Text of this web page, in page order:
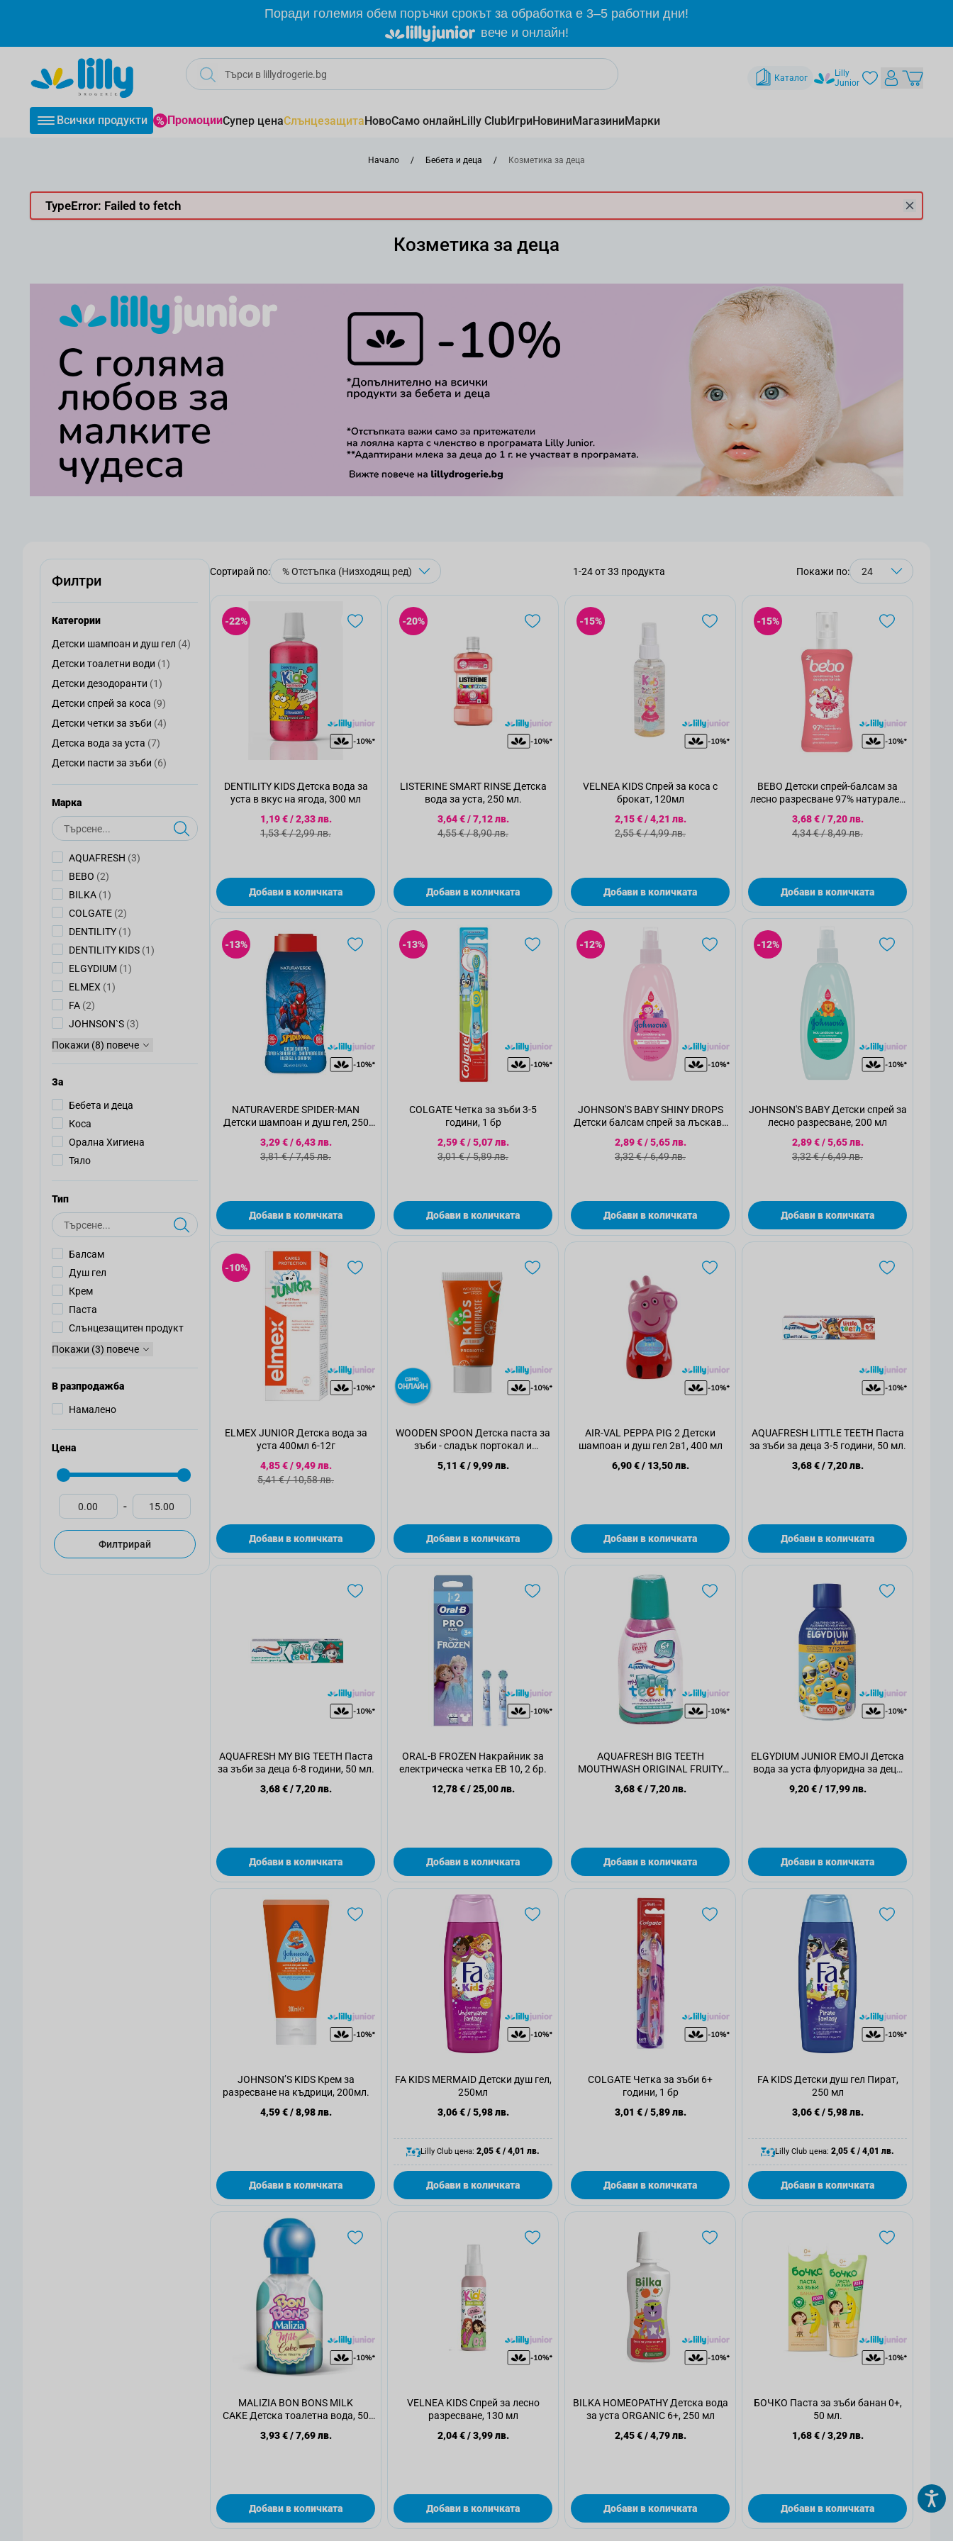
Поради големия обем поръчки срокът за обработка е 3–5 работни дни!
вече и онлайн!
Каталог
Lilly
Junior
Всички продукти ПромоцииСупер ценаСлънцезащитаНовоСамо онлайнLilly ClubИгриНовиниМагазиниМарки
Начало / Бебета и деца / Козметика за деца
TypeError: Failed to fetch
Козметика за деца
Филтри
Категории
Детски шампоан и душ гел
Детски шампоан и душ гел (4)
Детски тоалетни води
Детски тоалетни води (1)
Детски дезодоранти
Детски дезодоранти (1)
Детски спрей за коса
Детски спрей за коса (9)
Детски четки за зъби
Детски четки за зъби (4)
Детска вода за уста
Детска вода за уста (7)
Детски пасти за зъби
Детски пасти за зъби (6)
Mарка
Търсене
AQUAFRESH (3)
BEBO (2)
BILKA (1)
COLGATE (2)
DENTILITY (1)
DENTILITY KIDS (1)
ELGYDIUM (1)
ELMEX (1)
FA (2)
JOHNSON`S (3)
Покажи (8) повече
За
Бебета и деца
Коса
Орална Хигиена
Тяло
Тип
Търсене
Балсам
Душ гел
Крем
Паста
Слънцезащитен продукт
Покажи (3) повече
В разпродажба
Намалено
Цена
-
Филтрирай
Сортирай по: 1-24от33 продукта Покажи по:
-22%
DENTILITY KIDS Детска вода за
уста в вкус на ягода, 300 мл
Специална цена
1,19 €/2,33 лв.
Стандартна цена
1,53 €/2,99 лв.
Добави в количката
-20%
LISTERINE SMART RINSE Детска
вода за уста, 250 мл.
Специална цена
3,64 €/7,12 лв.
Стандартна цена
4,55 €/8,90 лв.
Добави в количката
-15%
VELNEA KIDS Спрей за коса с
брокат, 120мл
Специална цена
2,15 €/4,21 лв.
Стандартна цена
2,55 €/4,99 лв.
Добави в количката
-15%
BEBO Детски спрей-балсам за
лесно разресване 97% натурален
Специална цена
3,68 €/7,20 лв.
Стандартна цена
4,34 €/8,49 лв.
Добави в количката
-13%
NATURAVERDE SPIDER-MAN
Детски шампоан и душ гел, 250
Специална цена
3,29 €/6,43 лв.
Стандартна цена
3,81 €/7,45 лв.
Добави в количката
-13%
COLGATE Четка за зъби 3-5
години, 1 бр
Специална цена
2,59 €/5,07 лв.
Стандартна цена
3,01 €/5,89 лв.
Добави в количката
-12%
JOHNSON'S BABY SHINY DROPS
Детски балсам спрей за лъскава
Специална цена
2,89 €/5,65 лв.
Стандартна цена
3,32 €/6,49 лв.
Добави в количката
-12%
JOHNSON'S BABY Детски спрей за
лесно разресване, 200 мл
Специална цена
2,89 €/5,65 лв.
Стандартна цена
3,32 €/6,49 лв.
Добави в количката
-10%
ELMEX JUNIOR Детска вода за
уста 400мл 6-12г
Специална цена
4,85 €/9,49 лв.
Стандартна цена
5,41 €/10,58 лв.
Добави в количката
WOODEN SPOON Детска паста за
зъби - сладък портокал и
5,11 €/9,99 лв.
Добави в количката
AIR-VAL PEPPA PIG 2 Детски
шампоан и душ гел 2в1, 400 мл
6,90 €/ 13,50 лв.
Добави в количката
AQUAFRESH LITTLE TEETH Паста
за зъби за деца 3-5 години, 50 мл.
3,68 €/7,20 лв.
Добави в количката
AQUAFRESH MY BIG TEETH Паста
за зъби за деца 6-8 години, 50 мл.
3,68 €/7,20 лв.
Добави в количката
ORAL-B FROZEN Накрайник за
електрическа четка EB 10, 2 бр.
12,78 €/25,00 лв.
Добави в количката
AQUAFRESH BIG TEETH
MOUTHWASH ORIGINAL FRUITY
300 мл.
3,68 €/7,20 лв.
Добави в количката
ELGYDIUM JUNIOR EMOJI Детска
вода за уста флуоридна за деца
9,20 €/ 17,99 лв.
Добави в количката
JOHNSON’S KIDS Крем за
разресване на къдрици, 200мл.
4,59 €/8,98 лв.
Добави в количката
FA KIDS MERMAID Детски душ гел,
250мл
3,06 €/5,98 лв.
Lilly Club цена: 2,05 € / 4,01 лв.
Добави в количката
COLGATE Четка за зъби 6+
години, 1 бр
3,01 €/5,89 лв.
Добави в количката
FA KIDS Детски душ гел Пират,
250 мл
3,06 €/5,98 лв.
Lilly Club цена: 2,05 € / 4,01 лв.
Добави в количката
MALIZIA BON BONS MILK
CAKE Детска тоалетна вода, 50
3,93 €/7,69 лв.
Добави в количката
VELNEA KIDS Спрей за лесно
разресване, 130 мл
2,04 €/3,99 лв.
Добави в количката
BILKA HOMEOPATHY Детска вода
за уста ORGANIC 6+, 250 мл
2,45 €/4,79 лв.
Добави в количката
БОЧКО Паста за зъби банан 0+,
50 мл.
1,68 €/3,29 лв.
Добави в количката